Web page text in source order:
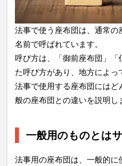
法事で使う座布団は、通常の
名前で呼ばれています。
呼び方は、「御前座布団」「
た呼び方があり、地方によっ
法事で使用する座布団にはど
般の座布団との違いを説明し
一般用のものとは
法事用の座布団は、一般的に